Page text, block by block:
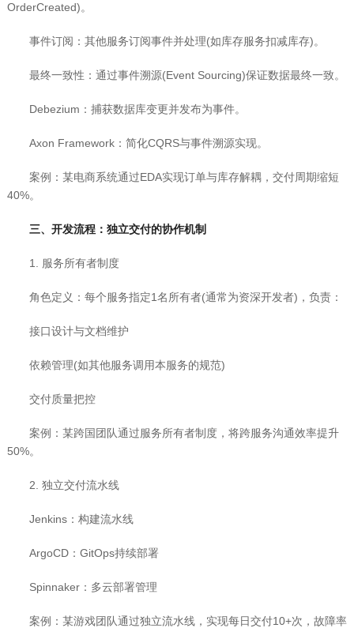
OrderCreated)。
事件订阅：其他服务订阅事件并处理(如库存服务扣减库存)。
最终一致性：通过事件溯源(Event Sourcing)保证数据最终一致。
Debezium：捕获数据库变更并发布为事件。
Axon Framework：简化CQRS与事件溯源实现。
案例：某电商系统通过EDA实现订单与库存解耦，交付周期缩短
40%。
三、开发流程：独立交付的协作机制
1. 服务所有者制度
角色定义：每个服务指定1名所有者(通常为资深开发者)，负责：
接口设计与文档维护
依赖管理(如其他服务调用本服务的规范)
交付质量把控
案例：某跨国团队通过服务所有者制度，将跨服务沟通效率提升
50%。
2. 独立交付流水线
Jenkins：构建流水线
ArgoCD：GitOps持续部署
Spinnaker：多云部署管理
案例：某游戏团队通过独立流水线，实现每日交付10+次，故障率